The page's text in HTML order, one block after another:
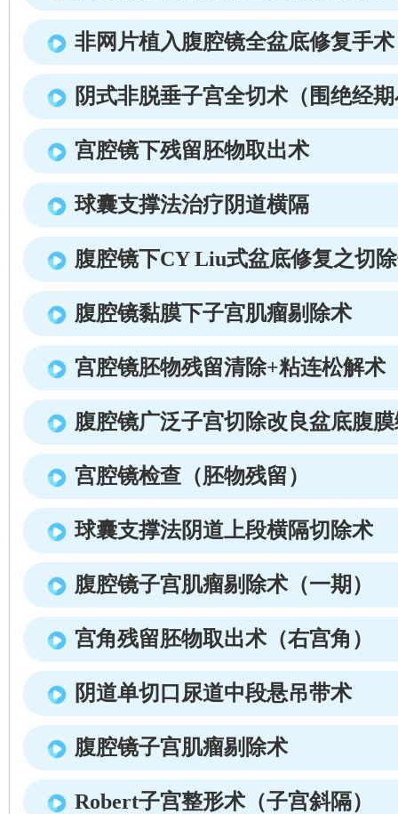
非网片植入腹腔镜全盆底修复手术
阴式非脱垂子宫全切术（围绝经
宫腔镜下残留胚物取出术
球囊支撑法治疗阴道横隔
腹腔镜下CY Liu式盆底修复之切
腹腔镜黏膜下子宫肌瘤剔除术
宫腔镜胚物残留清除+粘连松解术
腹腔镜广泛子宫切除改良盆底腹
宫腔镜检查（胚物残留）
球囊支撑法阴道上段横隔切除术
腹腔镜子宫肌瘤剔除术（一期）
宫角残留胚物取出术（右宫角）
阴道单切口尿道中段悬吊带术
腹腔镜子宫肌瘤剔除术
Robert子宫整形术（子宫斜隔）